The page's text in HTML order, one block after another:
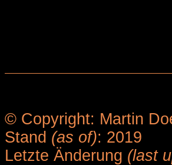
© Copyright: Martin
Stand (as of): 2019
Letzte Änderung (last